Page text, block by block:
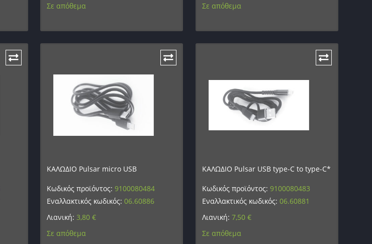
Σε απόθεμα
Σε απόθεμα
ΚΑΛΩΔΙΟ Pulsar micro USB
Κωδικός προϊόντος:9100080484
Εναλλακτικός κωδικός:06.60886
Λιανική: 3,80€
Σε απόθεμα
ΚΑΛΩΔΙΟ Pulsar USB type-C to type-C*
Κωδικός προϊόντος: 9100080483
Εναλλακτικός κωδικός: 06.60881
Λιανική: 7,50 €
Σε απόθεμα